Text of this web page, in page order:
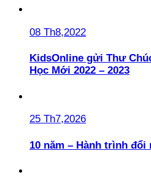
08 Th8,2022
KidsOnline gửi Thư
Học Mới 2022 – 2023
25 Th7,2026
10 năm – Hành trình